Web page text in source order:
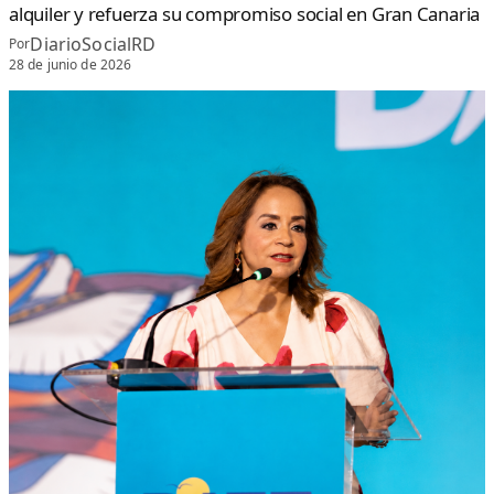
alquiler y refuerza su compromiso social en Gran Canaria
PorDiarioSocialRD
28 de junio de 2026